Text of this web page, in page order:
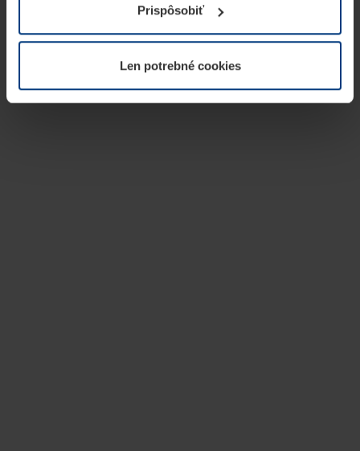
potrebujeme Vaše povolenie. Vaše povolenie môžete
kedykoľvek zmeniť alebo odvolať vo vysvetlení cookie
našej webovej stránky.
Prispôsobiť
Len potrebné cookies